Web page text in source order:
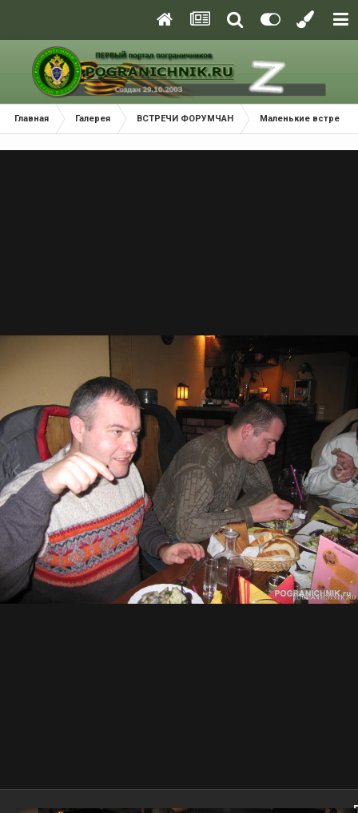
Главная Галерея ВСТРЕЧИ ФОРУМЧАН Маленькие встречи